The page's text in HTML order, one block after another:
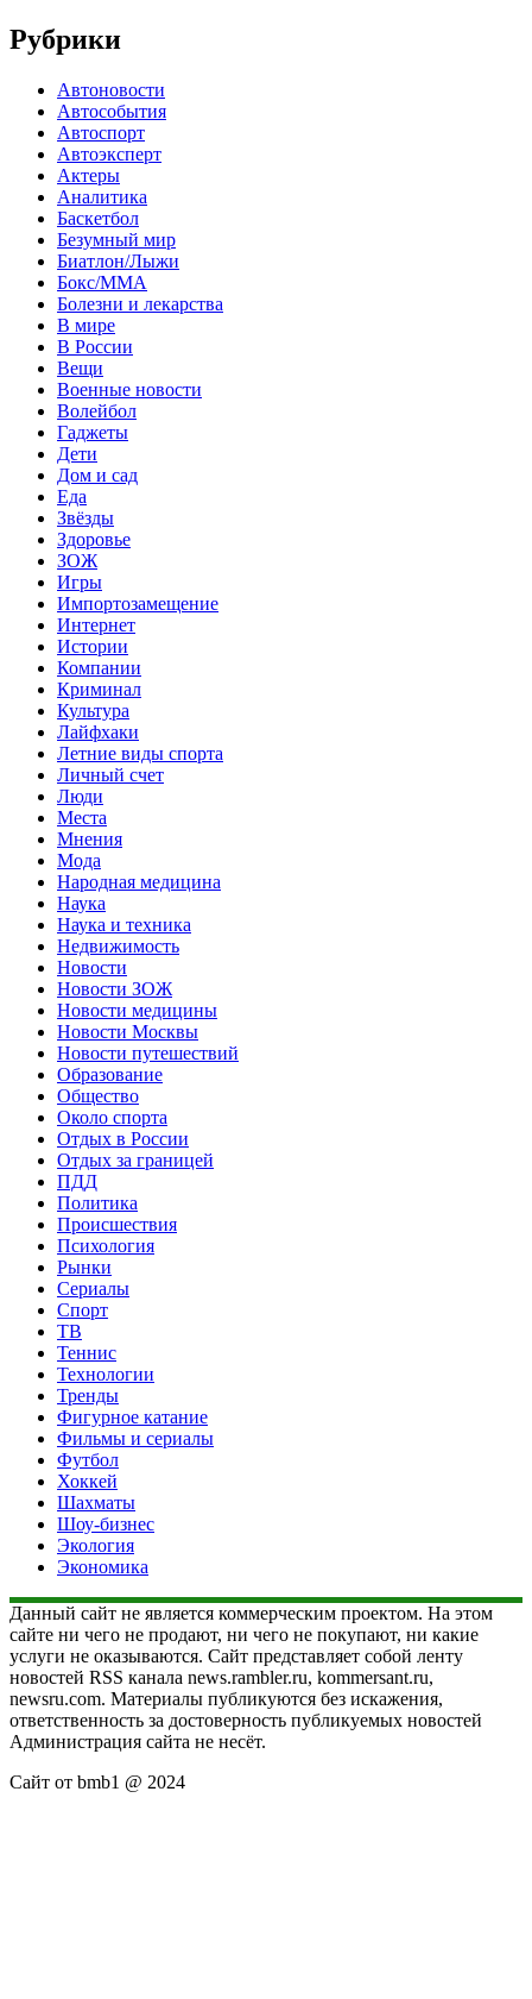
Рубрики
Автоновости
Автособытия
Автоспорт
Автоэксперт
Актеры
Аналитика
Баскетбол
Безумный мир
Биатлон/Лыжи
Бокс/MMA
Болезни и лекарства
В мире
В России
Вещи
Военные новости
Волейбол
Гаджеты
Дети
Дом и сад
Еда
Звёзды
Здоровье
ЗОЖ
Игры
Импортозамещение
Интернет
Истории
Компании
Криминал
Культура
Лайфхаки
Летние виды спорта
Личный счет
Люди
Места
Мнения
Мода
Народная медицина
Наука
Наука и техника
Недвижимость
Новости
Новости ЗОЖ
Новости медицины
Новости Москвы
Новости путешествий
Образование
Общество
Около спорта
Отдых в России
Отдых за границей
ПДД
Политика
Происшествия
Психология
Рынки
Сериалы
Спорт
ТВ
Теннис
Технологии
Тренды
Фигурное катание
Фильмы и сериалы
Футбол
Хоккей
Шахматы
Шоу-бизнес
Экология
Экономика
Данный сайт не является коммерческим проектом. На этом
сайте ни чего не продают, ни чего не покупают, ни какие
услуги не оказываются. Сайт представляет собой ленту
новостей RSS канала news.rambler.ru, kommersant.ru,
newsru.com. Материалы публикуются без искажения,
ответственность за достоверность публикуемых новостей
Администрация сайта не несёт.
Сайт от bmb1 @ 2024